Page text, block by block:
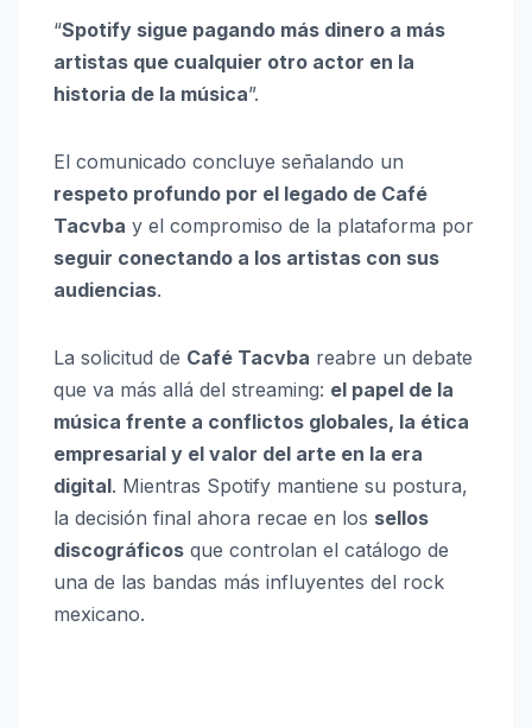
“Spotify sigue pagando más dinero a más
artistas que cualquier otro actor en la
historia de la música”.
El comunicado concluye señalando un
respeto profundo por el legado de Café
Tacvba y el compromiso de la plataforma por
seguir conectando a los artistas con sus
audiencias.
La solicitud de Café Tacvba reabre un debate
que va más allá del streaming: el papel de la
música frente a conflictos globales, la ética
empresarial y el valor del arte en la era
digital. Mientras Spotify mantiene su postura,
la decisión final ahora recae en los sellos
discográficos que controlan el catálogo de
una de las bandas más influyentes del rock
mexicano.